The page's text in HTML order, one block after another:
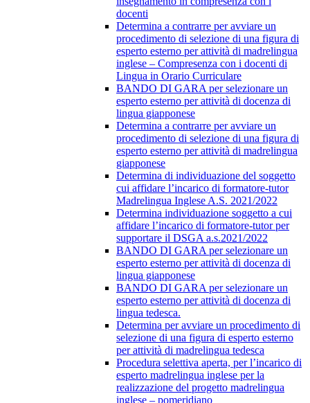
docenti
Determina a contrarre per avviare un
procedimento di selezione di una figura di
esperto esterno per attività di madrelingua
inglese – Compresenza con i docenti di
Lingua in Orario Curriculare
BANDO DI GARA per selezionare un
esperto esterno per attività di docenza di
lingua giapponese
Determina a contrarre per avviare un
procedimento di selezione di una figura di
esperto esterno per attività di madrelingua
giapponese
Determina di individuazione del soggetto
cui affidare l’incarico di formatore-tutor
Madrelingua Inglese A.S. 2021/2022
Determina individuazione soggetto a cui
affidare l’incarico di formatore-tutor per
supportare il DSGA a.s.2021/2022
BANDO DI GARA per selezionare un
esperto esterno per attività di docenza di
lingua giapponese
BANDO DI GARA per selezionare un
esperto esterno per attività di docenza di
lingua tedesca.
Determina per avviare un procedimento di
selezione di una figura di esperto esterno
per attività di madrelingua tedesca
Procedura selettiva aperta, per l’incarico di
esperto madrelingua inglese per la
realizzazione del progetto madrelingua
inglese – pomeridiano